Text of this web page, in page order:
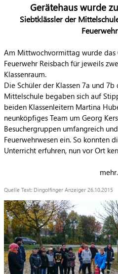
Gerätehaus wurde
Siebtklässler der
Am Mittwochvormittag wurde das
Feuerwehr Reisbach für jeweils
Klassenraum.
Die Schüler der Klassen 7a und
Mittelschule begaben sich auf
beiden Klassenleitern Martina
neunköpfiges Team um Georg
Besuchergruppen umfangreich
Feuerwehrwesen ein. So konnten
Unterricht erfuhren, nun vor Ort
Quelle Text: Dingolfinger Anzeiger 26.10.2015